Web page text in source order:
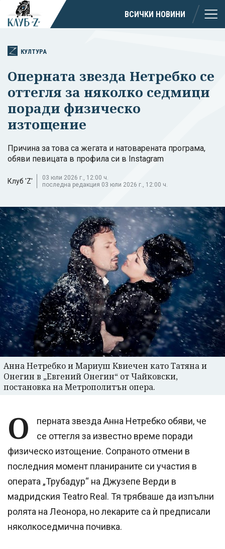
ВСИЧКИ НОВИНИ
КУЛТУРА
Оперната звезда Нетребко се
оттегля за няколко седмици
поради физическо
изтощение
Причина за това са жегата и натоварената програма,
обяви певицата в профила си в Instagram
Клуб 'Z'
03 юли 2026 г., 12:00 ч.
последна редакция 03 юли 2026 г., 12:00 ч.
Анна Нетребко и Мариуш Квиечен като Татяна и
Онегин в „Евгений Онегин“ от Чайковски,
постановка на Метрополитън опера.
О
перната звезда Анна Нетребко обяви, че
се оттегля за известно време поради
физическо изтощение. Сопраното отмени в
последния момент планираните си участия в
операта „Трубадур“ на Джузепе Верди в
мадридския Teatro Real. Тя трябваше да изпълни
ролята на Леонора, но лекарите са ѝ предписали
няколкоседмична почивка.